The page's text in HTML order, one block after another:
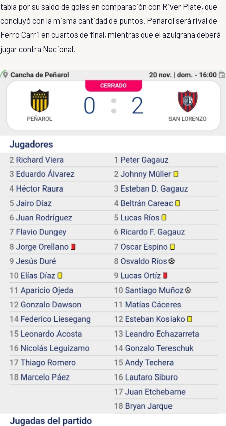
tabla por su saldo de goles en comparación con River Plate, que
concluyó con la misma cantidad de puntos. Peñarol será rival de
Ferro Carril en cuartos de final, mientras que el azulgrana deberá
jugar contra Nacional.